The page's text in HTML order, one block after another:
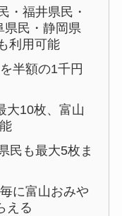
・福井県民・
県民・静岡県
利用可能
半額の1千円
大10枚、富山
民も最大5枚ま
に富山おみや
える